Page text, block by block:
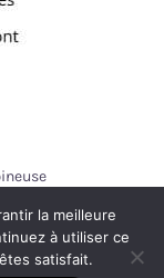
la meilleure
à utiliser ce
satisfait.